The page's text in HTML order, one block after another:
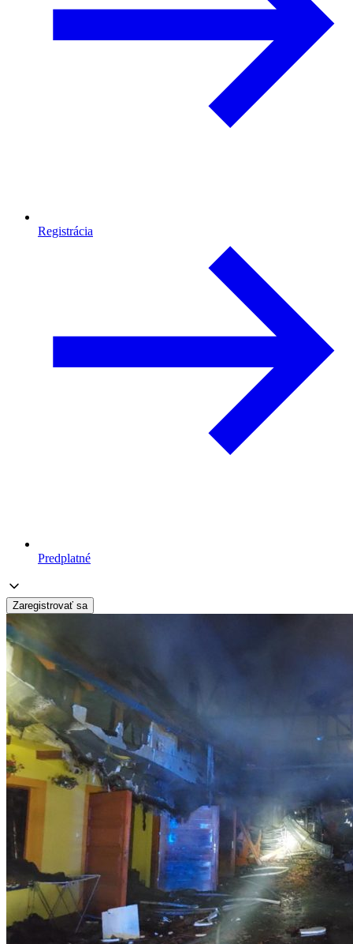
Registrácia
Predplatné
Zaregistrovať sa